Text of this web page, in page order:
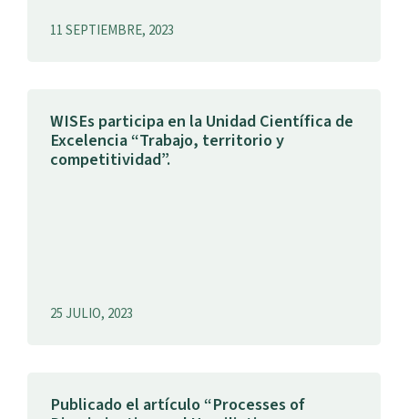
11 SEPTIEMBRE, 2023
WISEs participa en la Unidad Científica de
Excelencia “Trabajo, territorio y
competitividad”.
25 JULIO, 2023
Publicado el artículo “Processes of